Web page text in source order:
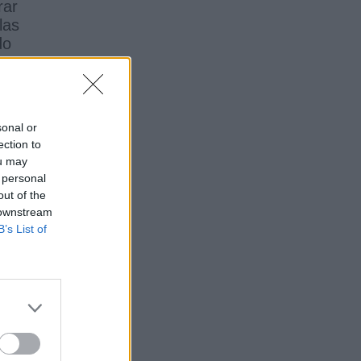
or
to
may
of the
List of